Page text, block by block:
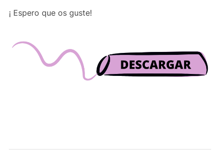
¡ Espero que os guste!